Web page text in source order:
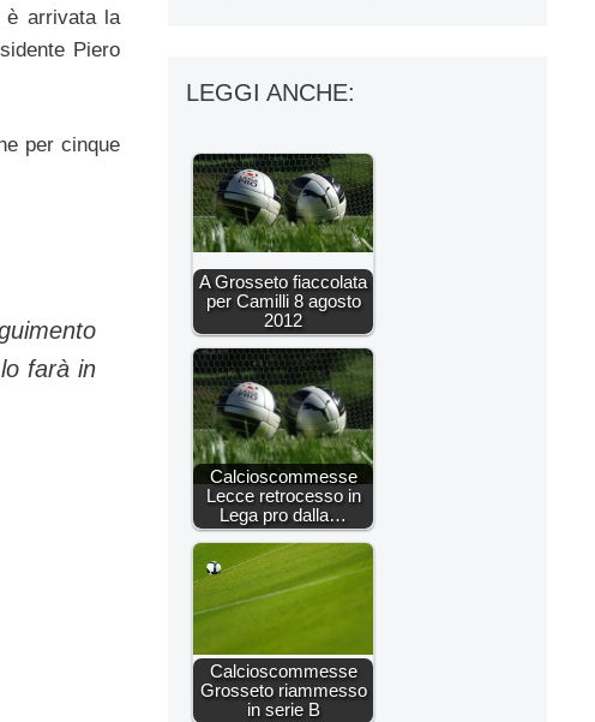
è arrivata la
Piero
per cinque
farà in
LEGGI ANCHE:
A Grosseto fiaccolata
per Camilli 8 agosto
2012
Calcioscommesse
Lecce retrocesso in
Lega pro dalla…
Calcioscommesse
Grosseto riammesso
in serie B